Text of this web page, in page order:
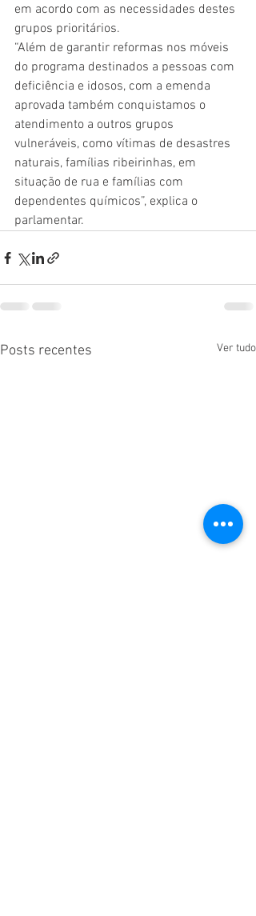
em acordo com as necessidades destes
grupos prioritários.
“Além de garantir reformas nos móveis
do programa destinados a pessoas com
deficiência e idosos, com a emenda
aprovada também conquistamos o
atendimento a outros grupos
vulneráveis, como vítimas de desastres
naturais, famílias ribeirinhas, em
situação de rua e famílias com
dependentes químicos”, explica o
parlamentar.
Posts recentes Ver tudo